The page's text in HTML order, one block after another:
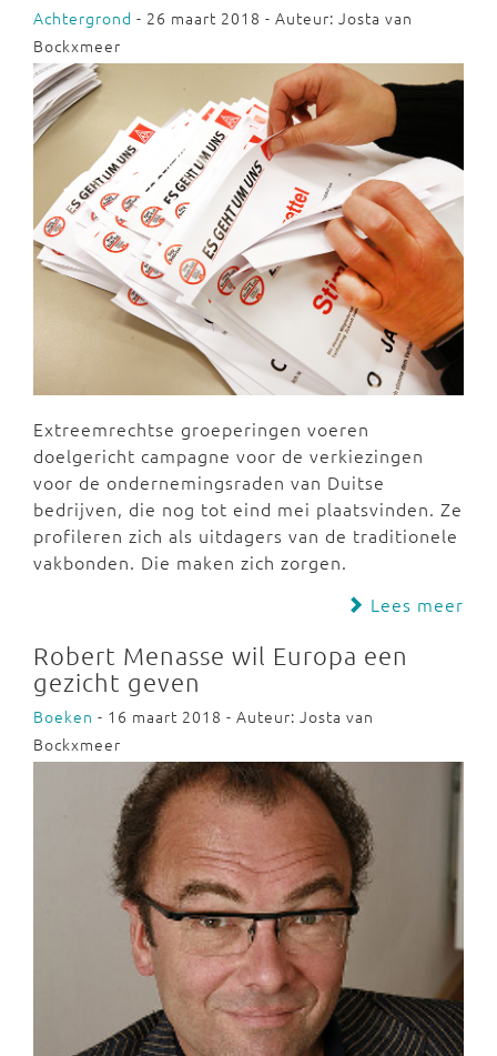
Achtergrond - 26 maart 2018 - Auteur: Josta van
Bockxmeer
Extreemrechtse groeperingen voeren
doelgericht campagne voor de verkiezingen
voor de ondernemingsraden van Duitse
bedrijven, die nog tot eind mei plaatsvinden. Ze
profileren zich als uitdagers van de traditionele
vakbonden. Die maken zich zorgen.
Lees meer
Robert Menasse wil Europa een
gezicht geven
Boeken - 16 maart 2018 - Auteur: Josta van
Bockxmeer